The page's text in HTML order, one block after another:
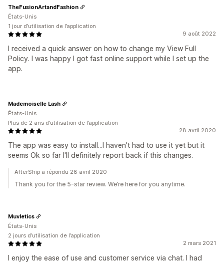
9 août 2022
I received a quick answer on how to change my View Full
Policy. I was happy I got fast online support while I set up the
app.
TheFusionArtandFashion
États-Unis
1 jour d’utilisation de l’application
28 avril 2020
The app was easy to install...I haven't had to use it yet but it
seems Ok so far I'll definitely report back if this changes.
Mademoiselle Lash
États-Unis
Plus de 2 ans d’utilisation de l’application
AfterShip a répondu 28 avril 2020
Thank you for the 5-star review. We’re here for you anytime.
2 mars 2021
I enjoy the ease of use and customer service via chat. I had
Muvletics
États-Unis
2 jours d’utilisation de l’application